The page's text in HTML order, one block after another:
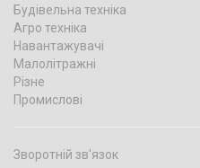
Будівельна техніка
Агро техніка
Навантажувачі
Малолітражні
Різне
Промислові
Зворотній зв'язок